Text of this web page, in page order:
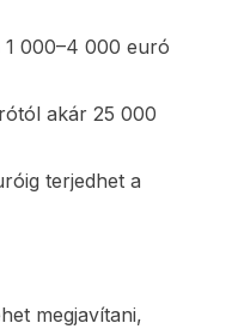
000–4 000 euró
akár 25 000
terjedhet a
megjavítani,